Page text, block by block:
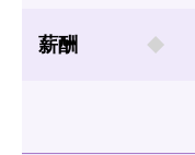
薪酬